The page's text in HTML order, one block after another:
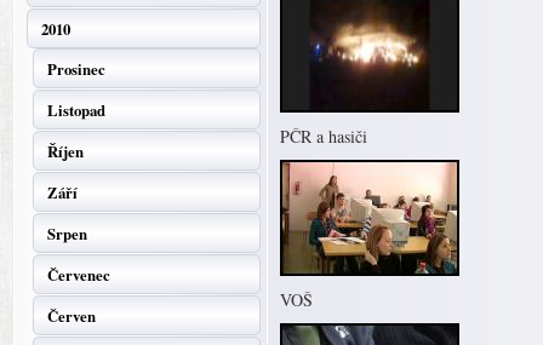
2010
Prosinec
Listopad
Říjen
Září
Srpen
Červenec
Červen
PČR a hasiči
VOŠ